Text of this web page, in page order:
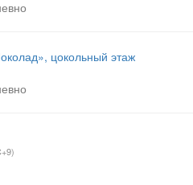
цокольный этаж